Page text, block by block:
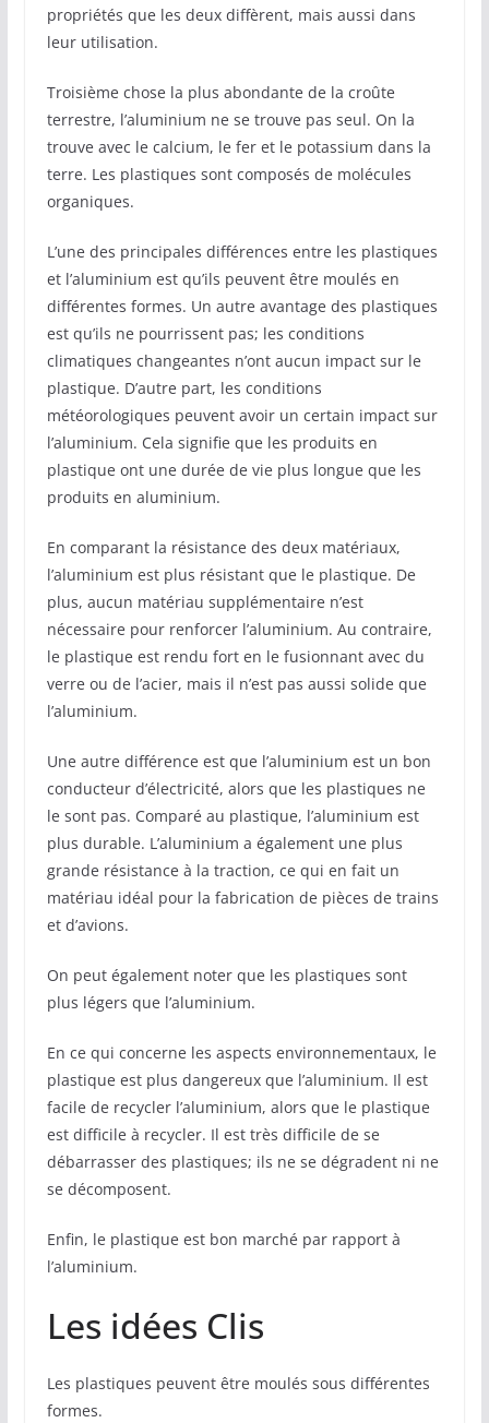
propriétés que les deux diffèrent, mais aussi dans
leur utilisation.
Troisième chose la plus abondante de la croûte
terrestre, l’aluminium ne se trouve pas seul. On la
trouve avec le calcium, le fer et le potassium dans la
terre. Les plastiques sont composés de molécules
organiques.
L’une des principales différences entre les plastiques
et l’aluminium est qu’ils peuvent être moulés en
différentes formes. Un autre avantage des plastiques
est qu’ils ne pourrissent pas; les conditions
climatiques changeantes n’ont aucun impact sur le
plastique. D’autre part, les conditions
météorologiques peuvent avoir un certain impact sur
l’aluminium. Cela signifie que les produits en
plastique ont une durée de vie plus longue que les
produits en aluminium.
En comparant la résistance des deux matériaux,
l’aluminium est plus résistant que le plastique. De
plus, aucun matériau supplémentaire n’est
nécessaire pour renforcer l’aluminium. Au contraire,
le plastique est rendu fort en le fusionnant avec du
verre ou de l’acier, mais il n’est pas aussi solide que
l’aluminium.
Une autre différence est que l’aluminium est un bon
conducteur d’électricité, alors que les plastiques ne
le sont pas. Comparé au plastique, l’aluminium est
plus durable. L’aluminium a également une plus
grande résistance à la traction, ce qui en fait un
matériau idéal pour la fabrication de pièces de trains
et d’avions.
On peut également noter que les plastiques sont
plus légers que l’aluminium.
En ce qui concerne les aspects environnementaux, le
plastique est plus dangereux que l’aluminium. Il est
facile de recycler l’aluminium, alors que le plastique
est difficile à recycler. Il est très difficile de se
débarrasser des plastiques; ils ne se dégradent ni ne
se décomposent.
Enfin, le plastique est bon marché par rapport à
l’aluminium.
Les idées Clis
Les plastiques peuvent être moulés sous différentes
formes.